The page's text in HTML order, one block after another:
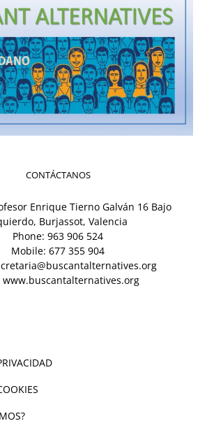
CONTÁCTANOS
Enrique Tierno Galván 16 Bajo
Burjassot, Valencia
Phone: 963 906 524
Mobile: 677 355 904
www.buscantalternatives.org